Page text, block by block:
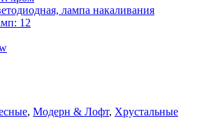
лампа накаливания
12
, Модерн & Лофт, Хрустальные